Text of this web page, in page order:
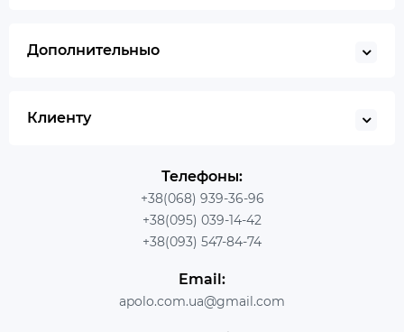
Дополнительныо
Клиенту
Телефоны:
+38(068) 939-36-96
+38(095) 039-14-42
+38(093) 547-84-74
Email:
apolo.com.ua@gmail.com